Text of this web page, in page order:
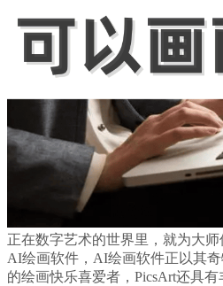
正在数字艺术的世界里，就为大
AI绘画软件，AI绘画软件正以其
的绘画快乐喜爱者，PicsArt还具